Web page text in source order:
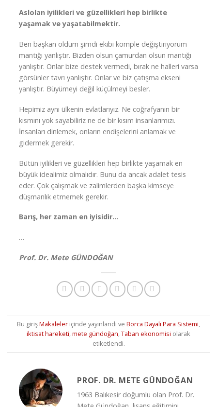
Aslolan iyilikleri ve güzellikleri hep birlikte
yaşamak ve yaşatabilmektir.
Ben başkan oldum şimdi ekibi komple değiştiriyorum
mantığı yanlıştır. Bizden olsun çamurdan olsun mantığı
yanlıştır. Onlar bize destek vermedi, bırak ne halleri varsa
görsünler tavrı yanlıştır. Onlar ve biz çatışma ekseni
yanlıştır. Büyümeyi değil küçülmeyi besler.
Hepimiz aynı ülkenin evlatlarıyız. Ne coğrafyanın bir
kısmını yok sayabiliriz ne de bir kısım insanlarımızı.
İnsanları dinlemek, onların endişelerini anlamak ve
gidermek gerekir.
Bütün iyilikleri ve güzellikleri hep birlikte yaşamak en
büyük idealimiz olmalıdır. Bunu da ancak adalet tesis
eder. Çok çalışmak ve zalimlerden başka kimseye
düşmanlık etmemek gerekir.
Barış, her zaman en iyisidir…
…
Prof. Dr. Mete GÜNDOĞAN
Bu girişMakaleler içinde yayınlandı ve Borca Dayalı Para Sistemi,
iktisat hareketi,mete gündoğan,Taban ekonomisi olarak
etiketlendi.
PROF. DR. METE GÜNDOĞAN
1963 Balıkesir doğumlu olan Prof. Dr.